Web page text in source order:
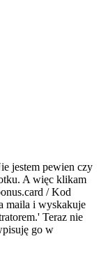
jestem pewien czy
A więc klikam
/ Kod
maila i wyskakuje
Teraz nie
go w